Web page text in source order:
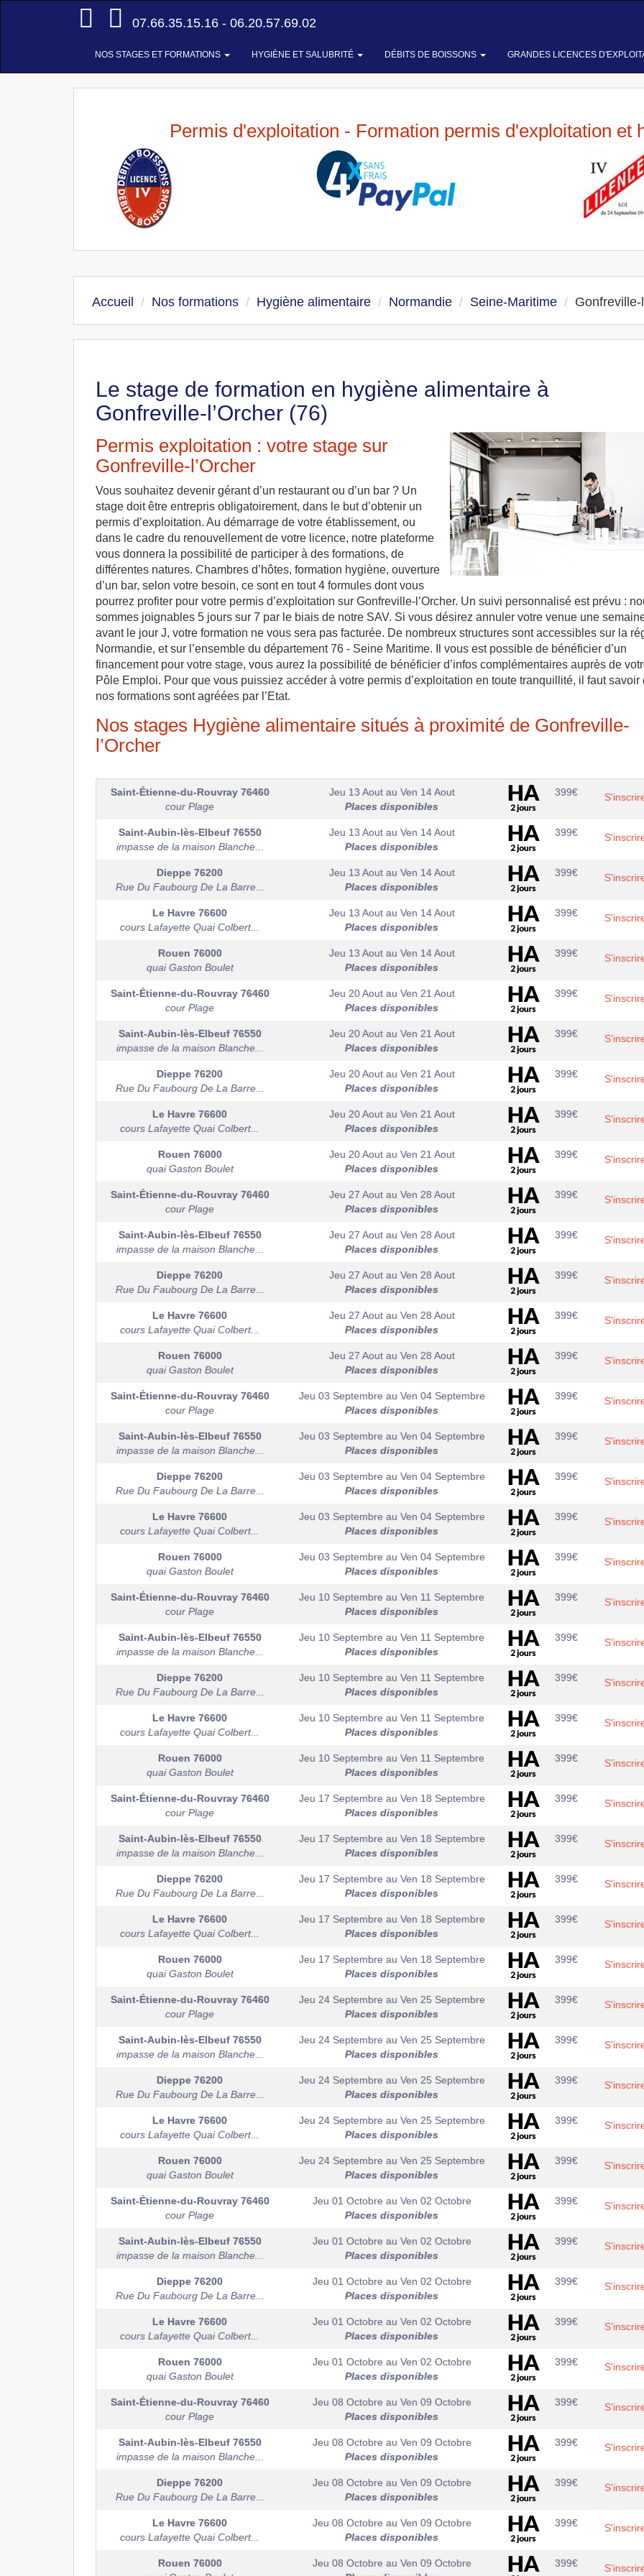
Accueil
07.66.35.15.16 - 06.20.57.69.02
NOS STAGES ET FORMATIONS HYGIÈNE ET SALUBRITÉ DÉBITS DE BOISSONS GRANDES LICENCES
Permis d'exploitation - Formation permis d'exploitation et
Accueil Nos formations Hygiène alimentaire Normandie Seine-Maritime Gonfreville-
Le stage de formation en hygiène alimentaire à
Gonfreville-l’Orcher (76)
Permis exploitation : votre stage sur
Gonfreville-l’Orcher
Vous souhaitez devenir gérant d’un restaurant ou d’un bar ? Un
stage doit être entrepris obligatoirement, dans le but d’obtenir un
permis d’exploitation. Au démarrage de votre établissement, ou
dans le cadre du renouvellement de votre licence, notre plateforme
vous donnera la possibilité de participer à des formations, de
différentes natures. Chambres d’hôtes, formation hygiène, ouverture
d’un bar, selon votre besoin, ce sont en tout 4 formules dont vous
pourrez profiter pour votre permis d’exploitation sur Gonfreville-l’Orcher. Un suivi personnalisé est prévu :
sommes joignables 5 jours sur 7 par le biais de notre SAV. Si vous désirez annuler votre venue une
avant le jour J, votre formation ne vous sera pas facturée. De nombreux structures sont accessibles sur la
Normandie, et sur l’ensemble du département 76 - Seine Maritime. Il vous est possible de bénéficier d’un
financement pour votre stage, vous aurez la possibilité de bénéficier d’infos complémentaires auprès de
Pôle Emploi. Pour que vous puissiez accéder à votre permis d’exploitation en toute tranquillité, il faut savoir
nos formations sont agréées par l’Etat.
Nos stages Hygiène alimentaire situés à proximité de Gonfreville-
l’Orcher
Saint-Étienne-du-Rouvray 76460
cour Plage
Jeu 13 Aout au Ven 14 Aout
Places disponibles
399€
Saint-Aubin-lès-Elbeuf 76550
impasse de la maison Blanche...
Jeu 13 Aout au Ven 14 Aout
Places disponibles
399€
Dieppe 76200
Rue Du Faubourg De La Barre...
Jeu 13 Aout au Ven 14 Aout
Places disponibles
399€
Le Havre 76600
cours Lafayette Quai Colbert...
Jeu 13 Aout au Ven 14 Aout
Places disponibles
399€
Rouen 76000
quai Gaston Boulet
Jeu 13 Aout au Ven 14 Aout
Places disponibles
399€
Saint-Étienne-du-Rouvray 76460
cour Plage
Jeu 20 Aout au Ven 21 Aout
Places disponibles
399€
Saint-Aubin-lès-Elbeuf 76550
impasse de la maison Blanche...
Jeu 20 Aout au Ven 21 Aout
Places disponibles
399€
Dieppe 76200
Rue Du Faubourg De La Barre...
Jeu 20 Aout au Ven 21 Aout
Places disponibles
399€
Le Havre 76600
cours Lafayette Quai Colbert...
Jeu 20 Aout au Ven 21 Aout
Places disponibles
399€
Rouen 76000
quai Gaston Boulet
Jeu 20 Aout au Ven 21 Aout
Places disponibles
399€
Saint-Étienne-du-Rouvray 76460
cour Plage
Jeu 27 Aout au Ven 28 Aout
Places disponibles
399€
Saint-Aubin-lès-Elbeuf 76550
impasse de la maison Blanche...
Jeu 27 Aout au Ven 28 Aout
Places disponibles
399€
Dieppe 76200
Rue Du Faubourg De La Barre...
Jeu 27 Aout au Ven 28 Aout
Places disponibles
399€
Le Havre 76600
cours Lafayette Quai Colbert...
Jeu 27 Aout au Ven 28 Aout
Places disponibles
399€
Rouen 76000
quai Gaston Boulet
Jeu 27 Aout au Ven 28 Aout
Places disponibles
399€
Saint-Étienne-du-Rouvray 76460
cour Plage
Jeu 03 Septembre au Ven 04 Septembre
Places disponibles
399€
Saint-Aubin-lès-Elbeuf 76550
impasse de la maison Blanche...
Jeu 03 Septembre au Ven 04 Septembre
Places disponibles
399€
Dieppe 76200
Rue Du Faubourg De La Barre...
Jeu 03 Septembre au Ven 04 Septembre
Places disponibles
399€
Le Havre 76600
cours Lafayette Quai Colbert...
Jeu 03 Septembre au Ven 04 Septembre
Places disponibles
399€
Rouen 76000
quai Gaston Boulet
Jeu 03 Septembre au Ven 04 Septembre
Places disponibles
399€
Saint-Étienne-du-Rouvray 76460
cour Plage
Jeu 10 Septembre au Ven 11 Septembre
Places disponibles
399€
Saint-Aubin-lès-Elbeuf 76550
impasse de la maison Blanche...
Jeu 10 Septembre au Ven 11 Septembre
Places disponibles
399€
Dieppe 76200
Rue Du Faubourg De La Barre...
Jeu 10 Septembre au Ven 11 Septembre
Places disponibles
399€
Le Havre 76600
cours Lafayette Quai Colbert...
Jeu 10 Septembre au Ven 11 Septembre
Places disponibles
399€
Rouen 76000
quai Gaston Boulet
Jeu 10 Septembre au Ven 11 Septembre
Places disponibles
399€
Saint-Étienne-du-Rouvray 76460
cour Plage
Jeu 17 Septembre au Ven 18 Septembre
Places disponibles
399€
Saint-Aubin-lès-Elbeuf 76550
impasse de la maison Blanche...
Jeu 17 Septembre au Ven 18 Septembre
Places disponibles
399€
Dieppe 76200
Rue Du Faubourg De La Barre...
Jeu 17 Septembre au Ven 18 Septembre
Places disponibles
399€
Le Havre 76600
cours Lafayette Quai Colbert...
Jeu 17 Septembre au Ven 18 Septembre
Places disponibles
399€
Rouen 76000
quai Gaston Boulet
Jeu 17 Septembre au Ven 18 Septembre
Places disponibles
399€
Saint-Étienne-du-Rouvray 76460
cour Plage
Jeu 24 Septembre au Ven 25 Septembre
Places disponibles
399€
Saint-Aubin-lès-Elbeuf 76550
impasse de la maison Blanche...
Jeu 24 Septembre au Ven 25 Septembre
Places disponibles
399€
Dieppe 76200
Rue Du Faubourg De La Barre...
Jeu 24 Septembre au Ven 25 Septembre
Places disponibles
399€
Le Havre 76600
cours Lafayette Quai Colbert...
Jeu 24 Septembre au Ven 25 Septembre
Places disponibles
399€
Rouen 76000
quai Gaston Boulet
Jeu 24 Septembre au Ven 25 Septembre
Places disponibles
399€
Saint-Étienne-du-Rouvray 76460
cour Plage
Jeu 01 Octobre au Ven 02 Octobre
Places disponibles
399€
Saint-Aubin-lès-Elbeuf 76550
impasse de la maison Blanche...
Jeu 01 Octobre au Ven 02 Octobre
Places disponibles
399€
Dieppe 76200
Rue Du Faubourg De La Barre...
Jeu 01 Octobre au Ven 02 Octobre
Places disponibles
399€
Le Havre 76600
cours Lafayette Quai Colbert...
Jeu 01 Octobre au Ven 02 Octobre
Places disponibles
399€
Rouen 76000
quai Gaston Boulet
Jeu 01 Octobre au Ven 02 Octobre
Places disponibles
399€
Saint-Étienne-du-Rouvray 76460
cour Plage
Jeu 08 Octobre au Ven 09 Octobre
Places disponibles
399€
Saint-Aubin-lès-Elbeuf 76550
impasse de la maison Blanche...
Jeu 08 Octobre au Ven 09 Octobre
Places disponibles
399€
Dieppe 76200
Rue Du Faubourg De La Barre...
Jeu 08 Octobre au Ven 09 Octobre
Places disponibles
399€
Le Havre 76600
cours Lafayette Quai Colbert...
Jeu 08 Octobre au Ven 09 Octobre
Places disponibles
399€
Rouen 76000
Jeu 08 Octobre au Ven 09 Octobre
399€